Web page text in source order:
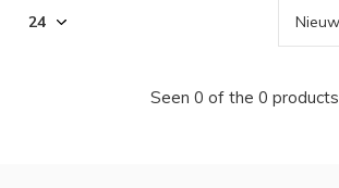
Seen 0 of the 0 products